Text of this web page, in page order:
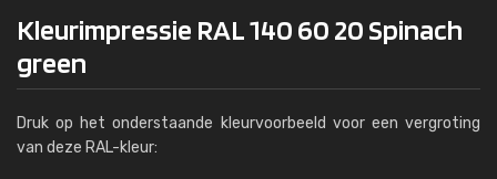
Kleurimpressie RAL 140 60 20 Spinach
green
Druk op het onderstaande kleurvoorbeeld voor een vergroting
van deze RAL-kleur: